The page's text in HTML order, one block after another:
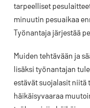
tarpeelliset
minuutin pesuaikaa
Työnantaja järjestää
Muiden tehtävään ja
lisäksi työnantajan
estävät suojalasit niitä
häikäisyvaaraa